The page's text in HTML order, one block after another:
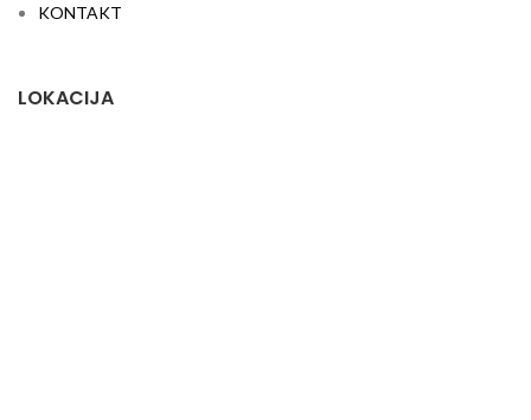
KONTAKT
LOKACIJA